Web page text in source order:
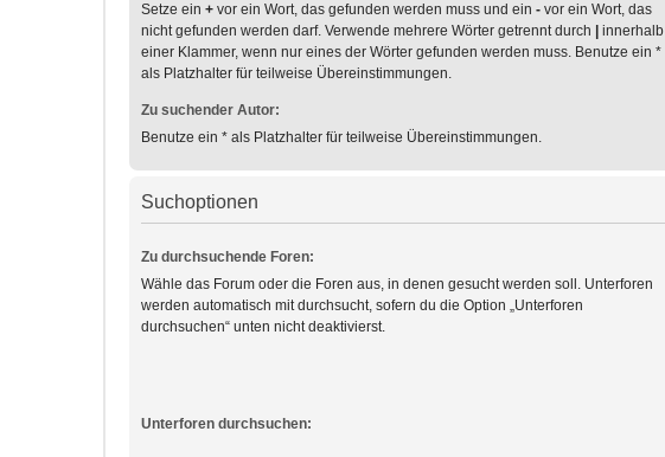
Setze ein + vor ein Wort, das gefunden werden muss und ein - vor ein Wort, das
nicht gefunden werden darf. Verwende mehrere Wörter getrennt durch
innerhalb
einer Klammer, wenn nur eines der Wörter gefunden werden muss. Benutze ein *
als Platzhalter für teilweise Übereinstimmungen.
Zu suchender Autor:
Benutze ein * als Platzhalter für teilweise Übereinstimmungen.
Suchoptionen
Zu durchsuchende Foren:
Wähle das Forum oder die Foren aus, in denen gesucht werden soll. Unterforen
werden automatisch mit durchsucht, sofern du die Option „Unterforen
durchsuchen“ unten nicht deaktivierst.
Unterforen durchsuchen: